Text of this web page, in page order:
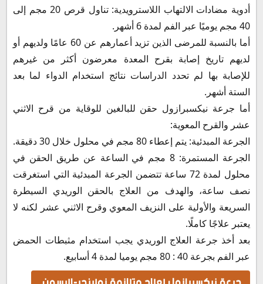
أدوية مضادات الالتهاب اللاسترويدية: تناول قرص 20 مجم إلى
40 مجم يوميًا عبر الفم لمدة 6 أشهر.
أما بالنسبة للمرضى الذين تزيد أعمارهم عن 60 عامًا ولديهم أو
لديهم تاريخ إصابة بقرح المعدة معرضون أكثر من غيرهم
للإصابة بها لم تحدد الدراسات نتائج استخدام الدواء لما بعد
الستة أشهر.
أما جرعة نيكسبرازول حقن للبالغين للوقاية من قرح الاثني
عشر والقرح المعوية:
الجرعة المبدئية: يتم إعطاء 80 مجم في محلول خلال 30 دقيقة.
الجرعة المستمرة: 8 مجم في الساعة عن طريق الحقن في
محلول لمدة 72 ساعة تتضمن الجرعة المبدئية التي استغرقت
نصف ساعة، والهدف من العلاج بالحقن الوريدي السيطرة
السريعة والأولية على النزيف المعوي وقرح الاثني عشر لكنه لا
يعتبر علاجًا كاملًا.
بعد أخذ جرعة العلاج الوريدي يجب استخدام مثبطات الحمض
عبر الفم بجرعة 40 : 80 مجم يوميا لمدة 4 أسابيع.